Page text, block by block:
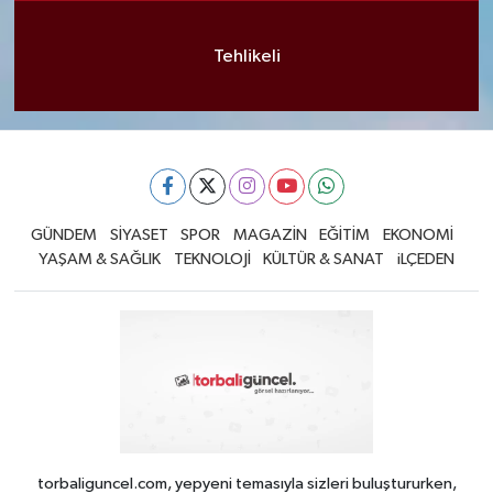
Tehlikeli
GÜNDEM SİYASET SPOR MAGAZİN EĞİTİM
EKONOMİ
YAŞAM & SAĞLIK
TEKNOLOJİ KÜLTÜR & SANAT iLÇEDEN
torbaliguncel.com, yepyeni temasıyla sizleri buluştururken,